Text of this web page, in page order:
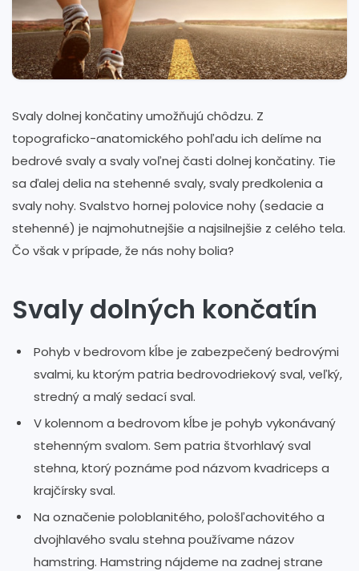
Svaly dolnej končatiny umožňujú chôdzu. Z
topograficko-anatomického pohľadu ich delíme na
bedrové svaly a svaly voľnej časti dolnej končatiny. Tie
sa ďalej delia na stehenné svaly, svaly predkolenia a
svaly nohy. Svalstvo hornej polovice nohy (sedacie a
stehenné) je najmohutnejšie a najsilnejšie z celého tela.
Čo však v prípade, že nás nohy bolia?
Svaly dolných končatín
Pohyb v bedrovom kĺbe je zabezpečený bedrovými
svalmi, ku ktorým patria bedrovodriekový sval, veľký,
stredný a malý sedací sval.
V kolennom a bedrovom kĺbe je pohyb vykonávaný
stehenným svalom. Sem patria štvorhlavý sval
stehna, ktorý poznáme pod názvom kvadriceps a
krajčírsky sval.
Na označenie poloblanitého, pološľachovitého a
dvojhlavého svalu stehna používame názov
hamstring. Hamstring nájdeme na zadnej strane